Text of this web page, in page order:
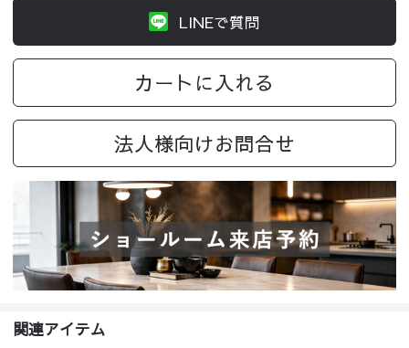
LINEで質問
カートに入れる
法人様向けお問合せ
関連アイテム